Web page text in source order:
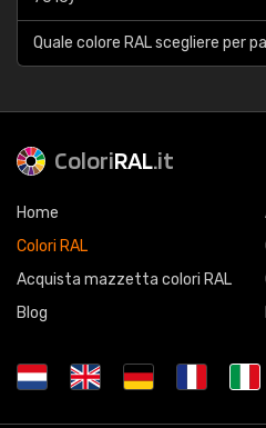
Quale colore RAL scegliere per
ColoriRAL.it
Home
Colori RAL
Acquista mazzetta colori RAL
Blog